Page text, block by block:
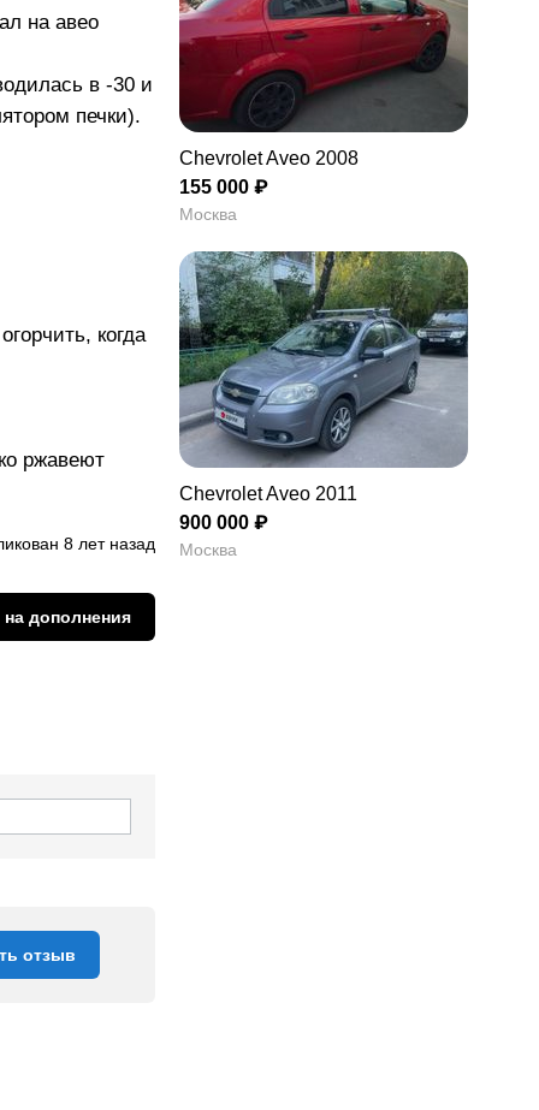
на авео
в -30 и
печки).
когда
ржавеют
8 лет назад
дополнения
отзыв
Chevrolet Aveo 2008
155 000 ₽
Москва
Chevrolet Aveo 2011
900 000 ₽
Москва